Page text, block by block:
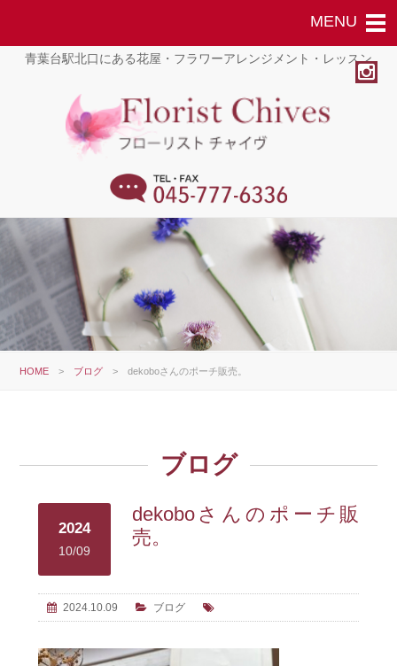
青葉台駅北口にある花屋・フラワーアレンジメント・レッスン
HOME > ブログ >dekoboさんのポーチ販売。
ブログ
2024
10/09
dekoboさんのポーチ販
売。
2024.10.09 ブログ